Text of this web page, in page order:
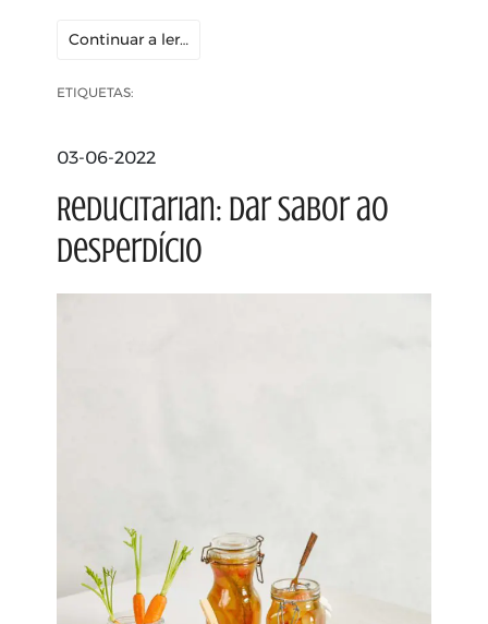
Continuar a ler…
ETIQUETAS:
03-06-2022
Reducitarian: Dar sabor ao
desperdício